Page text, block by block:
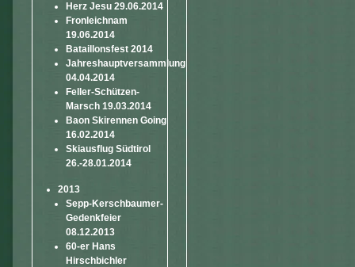
Herz Jesu 29.06.2014
Fronleichnam
19.06.2014
Bataillonsfest 2014
Jahreshauptversammlung
04.04.2014
Feller-Schützen-
Marsch 19.03.2014
Baon Skirennen Going
16.02.2014
Skiausflug Südtirol
26.-28.01.2014
2013
Sepp-Kerschbaumer-
Gedenkfeier
08.12.2013
60-er Hans
Hirschbichler